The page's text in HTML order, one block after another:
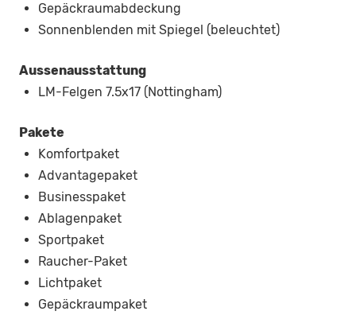
Gepäckraumabdeckung
Sonnenblenden mit Spiegel (beleuchtet)
Aussenausstattung
LM-Felgen 7.5x17 (Nottingham)
Pakete
Komfortpaket
Advantagepaket
Businesspaket
Ablagenpaket
Sportpaket
Raucher-Paket
Lichtpaket
Gepäckraumpaket